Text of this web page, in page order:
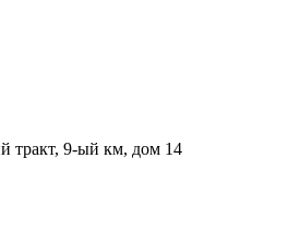
тракт, 9-ый км, дом 14